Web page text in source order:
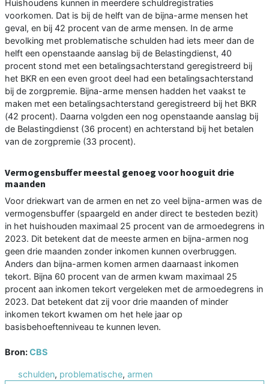
Huishoudens kunnen in meerdere schuldregistraties
voorkomen. Dat is bij de helft van de bijna-arme mensen het
geval, en bij 42 procent van de arme mensen. In de arme
bevolking met problematische schulden had iets meer dan de
helft een openstaande aanslag bij de Belastingdienst, 40
procent stond met een betalingsachterstand geregistreerd bij
het BKR en een even groot deel had een betalingsachterstand
bij de zorgpremie. Bijna-arme mensen hadden het vaakst te
maken met een betalingsachterstand geregistreerd bij het BKR
(42 procent). Daarna volgden een nog openstaande aanslag bij
de Belastingdienst (36 procent) en achterstand bij het betalen
van de zorgpremie (33 procent).
Vermogensbuffer meestal genoeg voor hooguit drie
maanden
Voor driekwart van de armen en net zo veel bijna-armen was de
vermogensbuffer (spaargeld en ander direct te besteden bezit)
in het huishouden maximaal 25 procent van de armoedegrens in
2023. Dit betekent dat de meeste armen en bijna-armen nog
geen drie maanden zonder inkomen kunnen overbruggen.
Anders dan bijna-armen komen armen daarnaast inkomen
tekort. Bijna 60 procent van de armen kwam maximaal 25
procent aan inkomen tekort vergeleken met de armoedegrens in
2023. Dat betekent dat zij voor drie maanden of minder
inkomen tekort kwamen om het hele jaar op
basisbehoeftenniveau te kunnen leven.
Bron:CBS
schulden, problematische, armen